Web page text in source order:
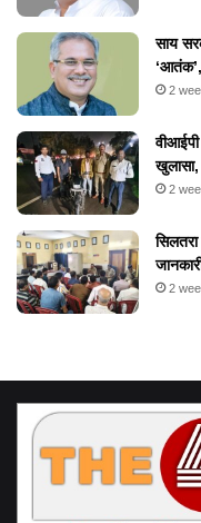
​साय
2
खुलासा,
2
2